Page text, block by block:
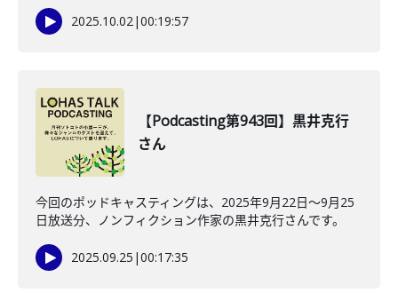
2025.10.02|00:19:57
【Podcasting第943回】黒井克行
さん
今回のポッドキャスティングは、2025年9月22日〜9月25
日放送分、ノンフィクション作家の黒井克行さんです。
2025.09.25 |00:17:35